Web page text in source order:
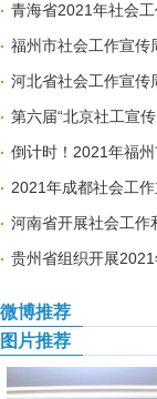
青海省2021年社会
福州市社会工作宣传
河北省社会工作宣传
第六届“北京社工宣
倒计时！2021年福
2021年成都社会工
河南省开展社会工作
贵州省组织开展
微博推荐
图片推荐